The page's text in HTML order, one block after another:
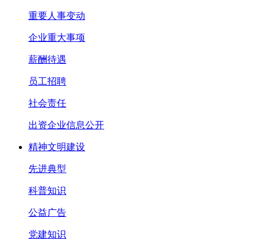
重要人事变动
企业重大事项
薪酬待遇
员工招聘
社会责任
出资企业信息公开
精神文明建设
先进典型
科普知识
公益广告
党建知识